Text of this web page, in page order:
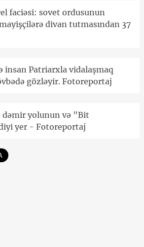
faciəsi: sovet ordusunun
divan tutmasından 37
insan Patriarxla vidalaşmaq
gözləyir. Fotoreportaj
dəmir yolunun və "Bit
yer - Fotoreportaj